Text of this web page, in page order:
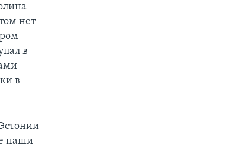
нет
в
в
наши